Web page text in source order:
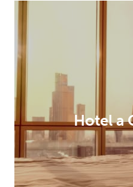
Hotel a